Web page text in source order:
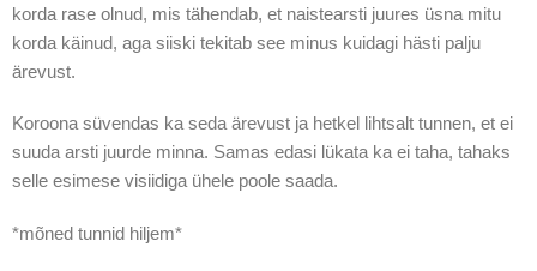
korda rase olnud, mis tähendab, et naistearsti juures üsna mitu
korda käinud, aga siiski tekitab see minus kuidagi hästi palju
ärevust.
Koroona süvendas ka seda ärevust ja hetkel lihtsalt tunnen, et ei
suuda arsti juurde minna. Samas edasi lükata ka ei taha, tahaks
selle esimese visiidiga ühele poole saada.
*mõned tunnid hiljem*